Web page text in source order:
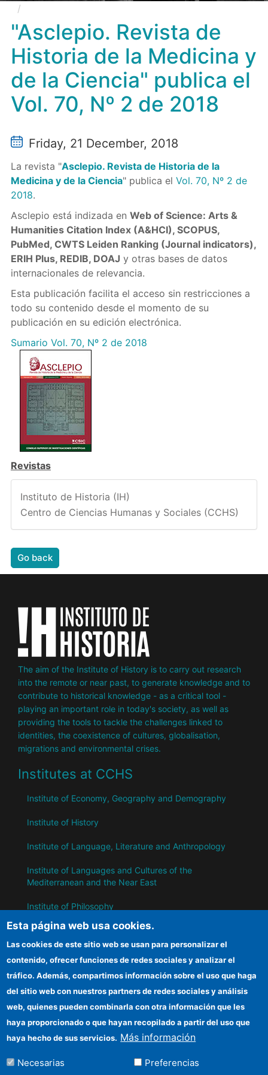
la Ciencia" publica el Vol. 70, Nº 2 de 2018
"Asclepio. Revista de
Historia de la Medicina y
de la Ciencia" publica el
Vol. 70, Nº 2 de 2018
Friday, 21 December, 2018
La revista "Asclepio. Revista de Historia de la
Medicina y de la Ciencia" publica el Vol. 70, Nº 2 de
2018.
Asclepio está indizada en Web of Science: Arts &
Humanities Citation Index (A&HCI), SCOPUS,
PubMed, CWTS Leiden Ranking (Journal indicators),
ERIH Plus, REDIB, DOAJ y otras bases de datos
internacionales de relevancia.
Esta publicación facilita el acceso sin restricciones a
todo su contenido desde el momento de su
publicación en su edición electrónica.
Sumario Vol. 70, Nº 2 de 2018
Revistas
Instituto de Historia (IH)
Centro de Ciencias Humanas y Sociales (CCHS)
Go back
The aim of the Institute of History is to carry out research
into the remote or near past, to generate knowledge and to
contribute to historical knowledge - as a critical tool -
playing an important role in today's society, as well as
providing the tools to tackle the challenges linked to
identities, the coexistence of cultures, globalisation,
migrations and environmental crises.
Institutes at CCHS
Institute of Economy, Geography and Demography
Institute of History
Institute of Language, Literature and Anthropology
Institute of Languages ​​and Cultures of the
Mediterranean and the Near East
Institute of Philosophy
Institute of Public Policies and Goods
IH
CSIC Electronic Office
Information for suppliers
Funding entities
Location
Esta página web usa cookies.
Las cookies de este sitio web se usan para personalizar el
contenido, ofrecer funciones de redes sociales y analizar el
tráfico. Además, compartimos información sobre el uso que haga
del sitio web con nuestros partners de redes sociales y análisis
web, quienes pueden combinarla con otra información que les
haya proporcionado o que hayan recopilado a partir del uso que
haya hecho de sus servicios. Más información
Necesarias Preferencias